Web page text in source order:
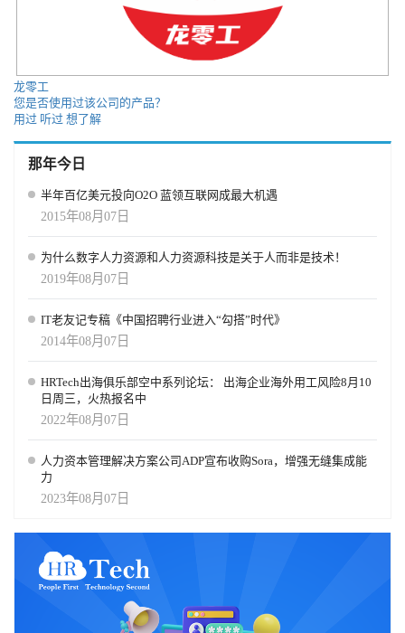
非凡的工程师、科学家、产品经理等等百度优秀的团队共事，我深
感荣幸。李彦宏是第一位高瞻远瞩，清晰看到深度学习技术巨大价
值的大公司CEO，也是全球人工智能领域最优秀的CEO之一。首席
运营官陆奇是位资深的企业管理者，同时在人工智能领域拥有丰富
的经验，在他的领导下，百度的人工智能将继续开花结果。AI技术
平台体系新任总负责人王海峰是一位出色的研究学者和技术领袖。
在他的有力领导下，百度的AI团队定会有更好的未来发展。我们的
提升百度人工智能技术，创造更多业务成果。在他们的有力领导
下，在Adam Coates、景鲲、李平、徐伟、朱凯华等人工智能顶尖人
才的努力下，百度的人工智能将继续开拓前行，我也会为此而欢欣
喝彩。 我很荣幸能够从两大人工智能强国，中国、美国的人工智能
界都学习过。美国擅长创造新的技术和理念，而中国擅于将人工智
为美国的人工智能发展崛起作出努力和贡献。 人工智能是新电能 正
如百年前电能改变了很多行业一样，人工智能也正在改变着医疗、
交通、娱乐、制造业等主要行业，丰富充实着无数人的生活。对于
人工智能将带领我们前往何方，我比以往都要兴奋和期待。 作为谷
歌大脑计划的创始人，以及百度人工智能的负责人，我在这两家顶
引领这场重大的社会变革。除了推动大公司使用人工智能，也还有
很多创业，以及更深入进行人工智能研究的机会。我希望我们每个
人都拥有自动驾驶汽车，每个人都拥有可以自如进行语音对话交互
的计算机，每个人都拥有可以诊断我们病痛的医疗机器人。 工业革
命将人类从重复性体力劳动中解放出来；现在我希望人工智能可以
将人类从重复性脑力劳动，比如忙乱的交通驾驶中，解放出来。这
项工作不是任何一家公司可以独立完成的，这是全世界的人工智能
曾帮助很多人进入人工智能这个领域。除了致力于人工智能本身之
外，我也将探索新的方式来帮助全球人工智能的爱好者，让我们一
起用人工智能赋能整个社会，取得更多成果。 我们将利用人工智能
创造美好未来，对此我从未如此乐观。让我们一起为推动人工智
能，帮助每一个人而努力！ Andrew Ng(吴恩达) 思考：怎么看吴恩
达为什么要离开百度？ 3月22日消息，百度首席科学家吴恩达
龙零工
您是否使用过该公司的产品？
用过 听过 想了解
那年今日
半年百亿美元投向O2O 蓝领互联网成最大机遇
2015年08月07日
为什么数字人力资源和人力资源科技是关于人而非是技术！
2019年08月07日
IT老友记专稿《中国招聘行业进入“勾搭”时代》
2014年08月07日
HRTech出海俱乐部空中系列论坛： 出海企业海外用工风险8月10
日周三，火热报名中
2022年08月07日
人力资本管理解决方案公司ADP宣布收购Sora，增强无缝集成能
力
2023年08月07日